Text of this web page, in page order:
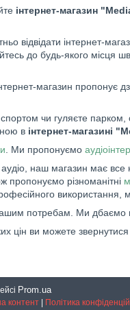
інтернет-магазин
інтернет-
до будь-якого місця
магазин пропонує
чи гуляєте парком,
в інтернет-магазині
. Ми пропонуємо
наш магазин має
пропонуємо різноманітні
використання,
потребам. Ми дбаємо
цін ви можете
Prom.ua
контент Політика